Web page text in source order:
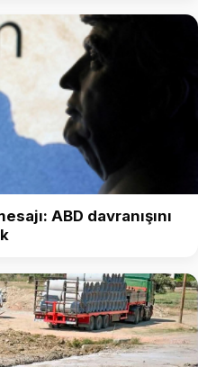
ABD davranışını